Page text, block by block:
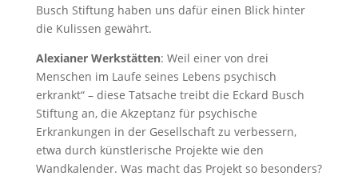
Busch Stiftung haben uns dafür einen Blick hinter
die Kulissen gewährt.
Alexianer Werkstätten: Weil einer von drei
Menschen im Laufe seines Lebens psychisch
erkrankt“ – diese Tatsache treibt die Eckard Busch
Stiftung an, die Akzeptanz für psychische
Erkrankungen in der Gesellschaft zu verbessern,
etwa durch künstlerische Projekte wie den
Wandkalender. Was macht das Projekt so besonders?